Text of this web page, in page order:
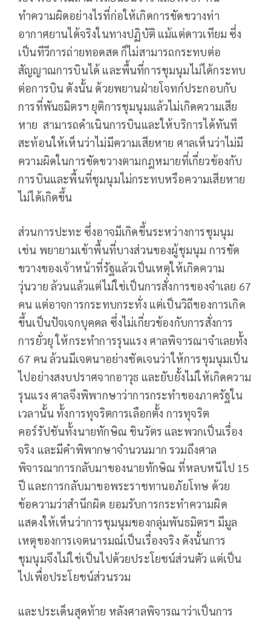
ทำความผิดอย่างไรที่ก่อให้เกิดการขัดขวางท่า
อากาศยานได้จริงในทางปฏิบัติ แม้แต่ดาวเทียม ซึ่ง
เป็นทีวีการถ่ายทอดสด ก็ไม่สามารถกระทบต่อ
สัญญาณการบินได้ และพื้นที่การชุมนุมไม่ได้กระทบ
ต่อการบิน ดังนั้น ด้วยพยานฝ่ายโจทก์ประกอบกับ
การที่พันธมิตรฯ ยุติการชุมนุมแล้วไม่เกิดความเสีย
หาย สามารถดำเนินการบินและให้บริการได้ทันที
สะท้อนให้เห็นว่าไม่มีความเสียหาย ศาลเห็นว่าไม่มี
ความผิดในการขัดขวางตามกฎหมายที่เกี่ยวข้องกับ
การบินและพื้นที่ชุมนุมไม่กระทบหรือความเสียหาย
ไม่ได้เกิดขึ้น
ส่วนการปะทะ ซึ่งอาจมีเกิดขึ้นระหว่างการชุมนุม
เช่น พยายามเข้าพื้นที่บางส่วนของผู้ชุมนุม การขัด
ขวางของเจ้าหน้าที่รัฐแล้วเป็นเหตุให้เกิดความ
วุ่นวาย ล้วนแล้วแต่ไม่ใช่เป็นการสั่งการของจำเลย 67
คน แต่อาจการกระทบกระทั่ง แต่เป็นวิถีของการเกิด
ขึ้นเป็นปัจเจกบุคคล ซึ่งไม่เกี่ยวข้องกับการสั่งการ
การยั่วยุ ให้กระทำการรุนแรง ศาลพิจารณาจำเลยทั้ง
67 คน ล้วนมีเจตนาอย่างชัดเจนว่าให้การชุมนุมเป็น
ไปอย่างสงบปราศจากอาวุธ และยับยั้งไม่ให้เกิดความ
รุนแรง ศาลจึงพิพากษาว่าการกระทำของภาครัฐใน
เวลานั้น ทั้งการทุจริตการเลือกตั้ง การทุจริต
คอร์รัปชันทั้งนายทักษิณ ชินวัตร และพวกเป็นเรื่อง
จริง และมีคำพิพากษาจำนวนมาก รวมถึงศาล
พิจารณาการกลับมาของนายทักษิณ ที่หลบหนีไป 15
ปี และการกลับมาขอพระราชทานอภัยโทษ ด้วย
ข้อความว่าสำนึกผิด ยอมรับการกระทำความผิด
แสดงให้เห็นว่าการชุมนุมของกลุ่มพันธมิตรฯ มีมูล
เหตุของการเจตนารมณ์เป็นเรื่องจริง ดังนั้นการ
ชุมนุมจึงไม่ใช่เป็นไปด้วยประโยชน์ส่วนตัว แต่เป็น
ไปเพื่อประโยชน์ส่วนรวม
และประเด็นสุดท้าย หลังศาลพิจารณาว่าเป็นการ